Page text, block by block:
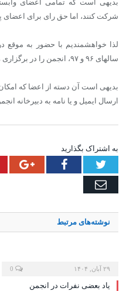
بدیهی است که تمامی اعضای
شرکت کنند، اما حق رای برای
لذا خواهشمندیم با حضور به
سالهای ۹۶ و ۹۷، انجمن را در برگزاری هرچه بهتر این مجمع یاری نمایید.
بدیهی است آن دسته از اعضا که
ارسال ایمیل و یا نامه به دبیرخانه‌
به اشتراک بگذارید
Twitter
Facebook
Email
نوشته‌های مرتبط
۲۹ آبان, ۱۴۰۴
یاد بعضی نفرات در انجمن